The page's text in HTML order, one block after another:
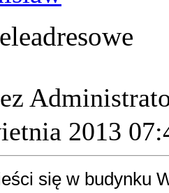
2013
się w budynku